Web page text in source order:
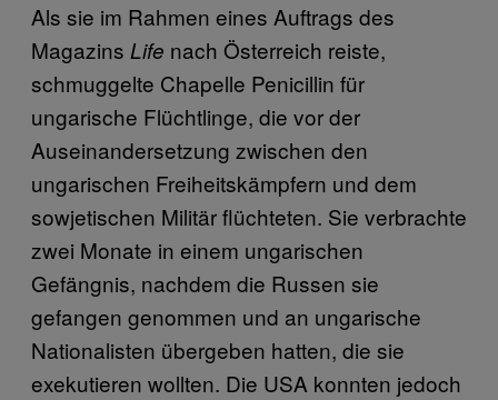
Als sie im Rahmen eines Auftrags des
Magazins Life nach Österreich reiste,
schmuggelte Chapelle Penicillin für
ungarische Flüchtlinge, die vor der
Auseinandersetzung zwischen den
ungarischen Freiheitskämpfern und dem
sowjetischen Militär flüchteten. Sie verbrachte
zwei Monate in einem ungarischen
Gefängnis, nachdem die Russen sie
gefangen genommen und an ungarische
Nationalisten übergeben hatten, die sie
exekutieren wollten. Die USA konnten jedoch